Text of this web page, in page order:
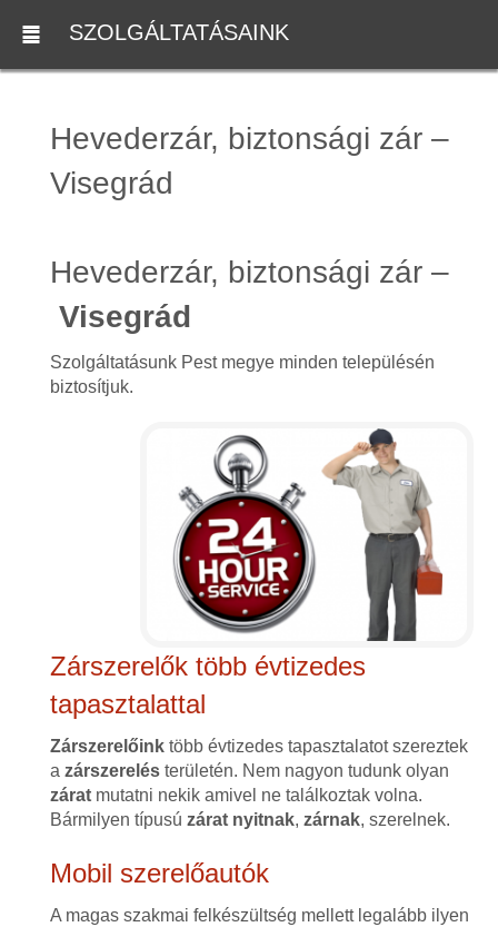
SZOLGÁLTATÁSAINK
Hevederzár, biztonsági zár –
Visegrád
Hevederzár, biztonsági zár –
Visegrád
Szolgáltatásunk Pest megye minden településén
biztosítjuk.
Zárszerelők több évtizedes
tapasztalattal
Zárszerelőinktöbb évtizedes tapasztalatot szereztek
a zárszerelésterületén. Nem nagyon tudunk olyan
záratmutatni nekik amivel ne találkoztak volna.
Bármilyen típusú zárat nyitnak, zárnak, szerelnek.
Mobil szerelőautók
A magas szakmai felkészültség mellett legalább ilyen